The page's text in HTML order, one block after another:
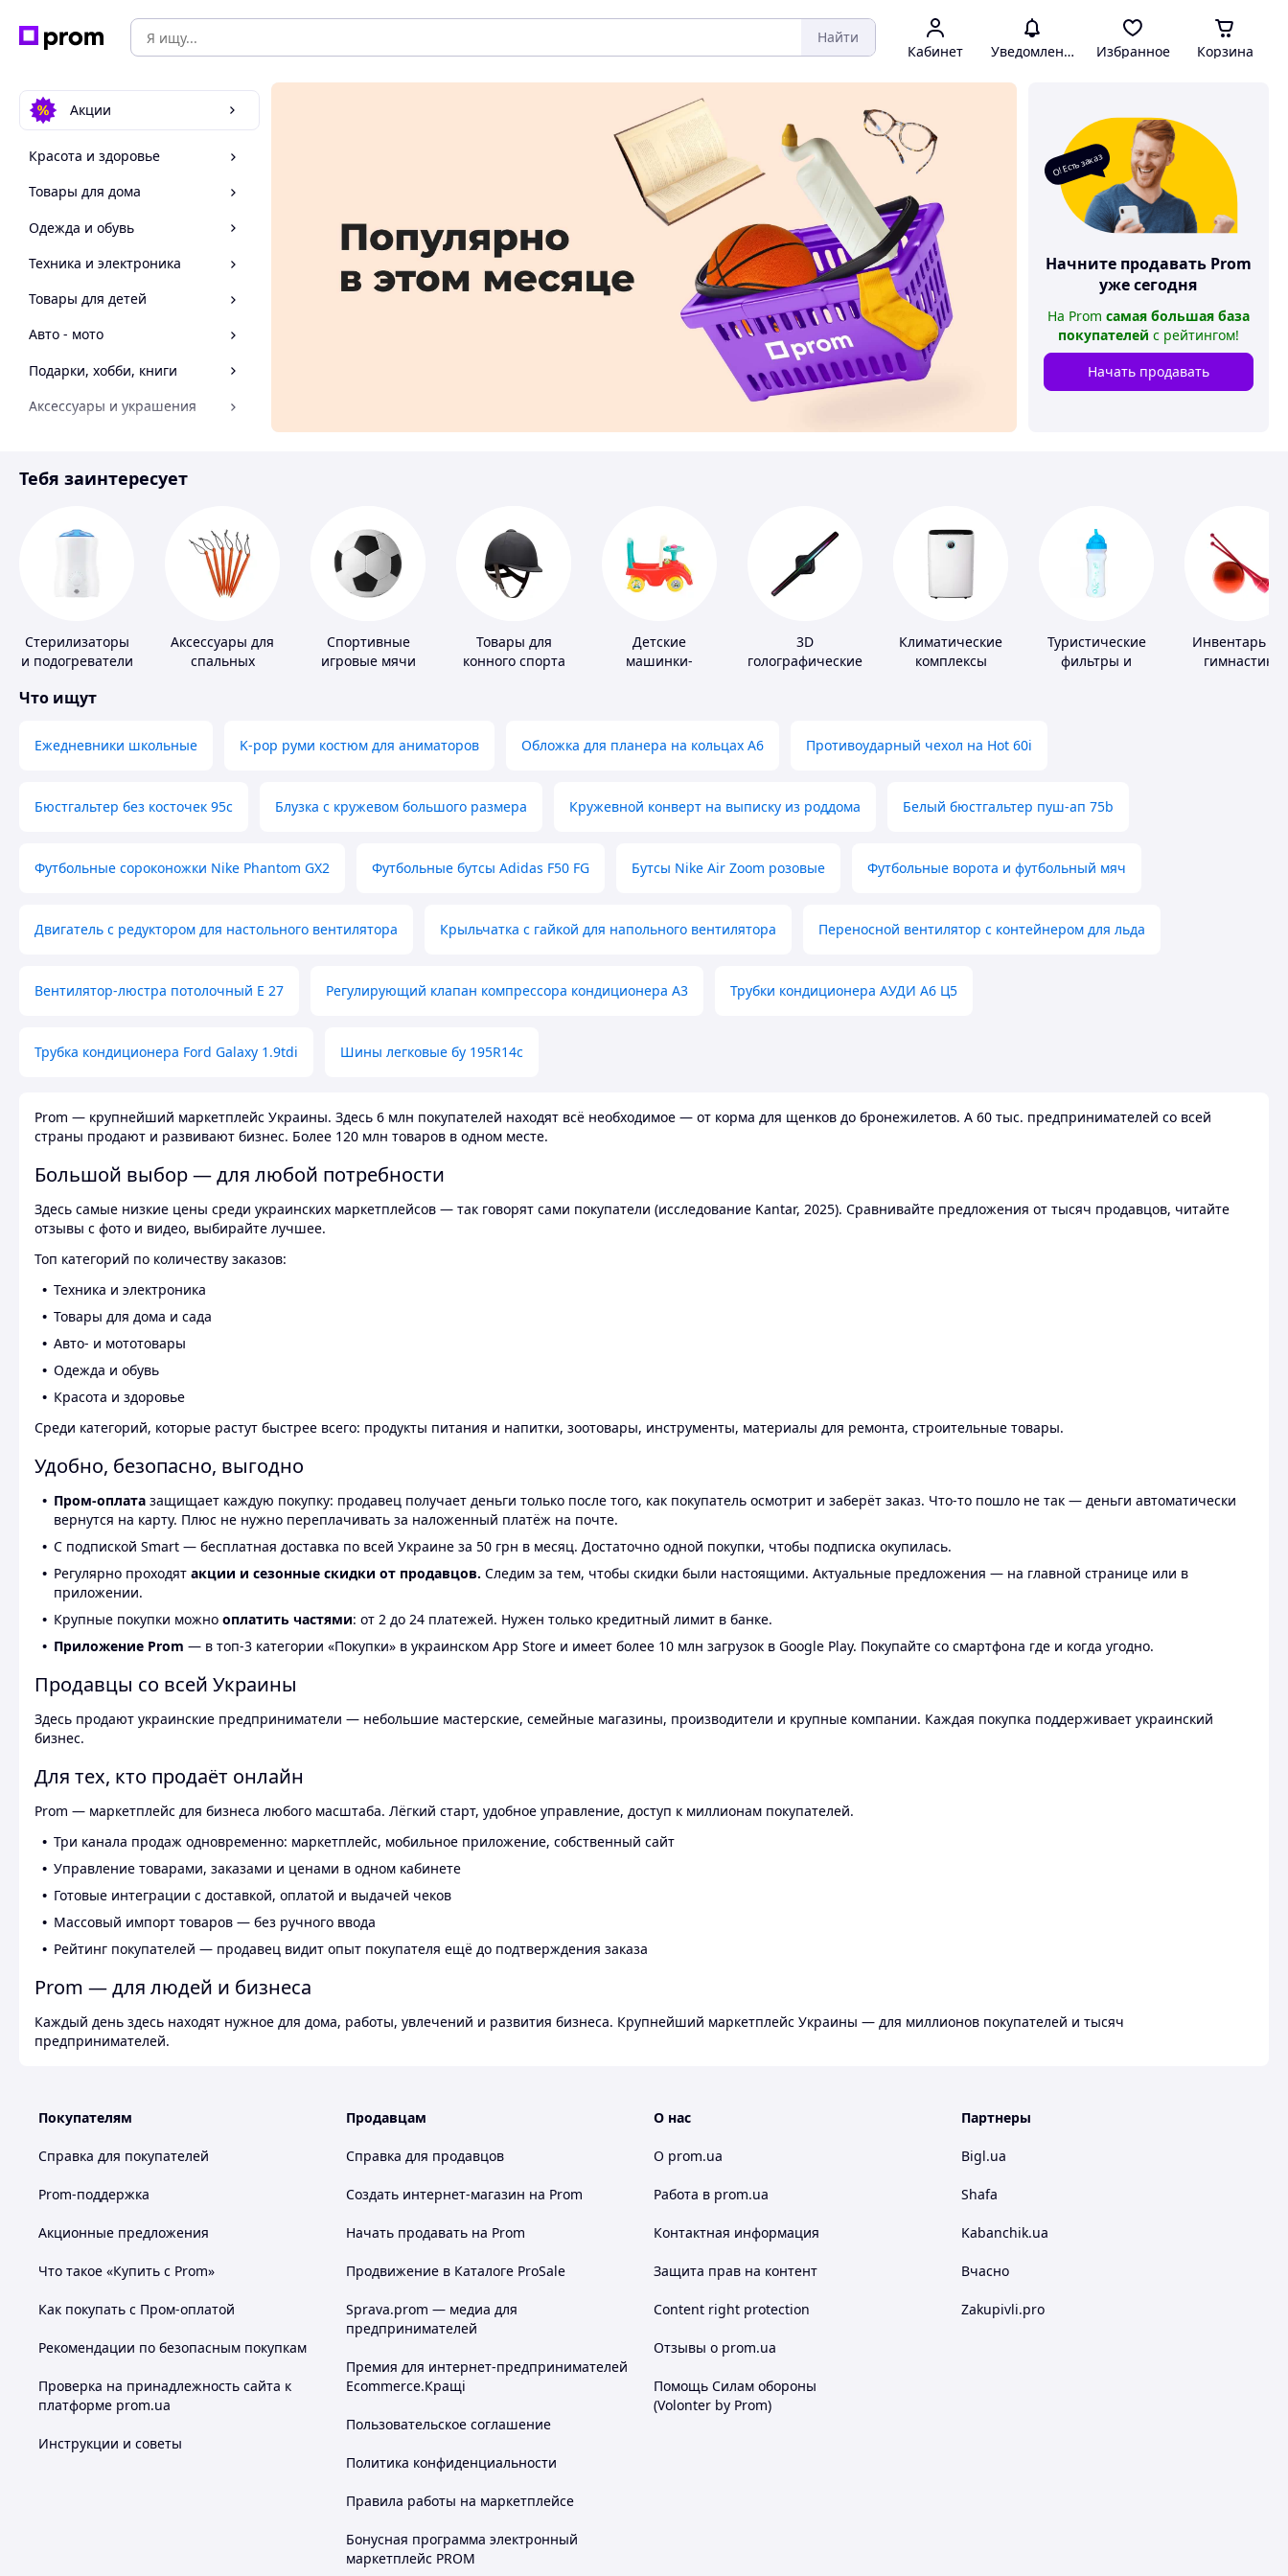
Найти
Кабинет Уведомления Избранное Корзина
Акции
Красота и здоровье
Товары для дома
Одежда и обувь
Техника и электроника
Товары для детей
Авто - мото
Подарки, хобби, книги
Аксессуары и украшения
Спорт и отдых
О! Есть заказ
Начните продавать Prom
уже сегодня
На Prom самая большая база
покупателей с рейтингом!
Начать продавать
Тебя заинтересует
Стерилизаторы
и подогреватели
питания
Аксессуары для
спальных
Спортивные
игровые мячи
Товары для
конного спорта
Детские
машинки-
3D
голографические
Климатические
комплексы
Туристические
фильтры и
Инвентарь
гимнастики
Что ищут
Ежедневники школьные K-pop руми костюм для аниматоров Обложка для планера на кольцах А6 Противоударный чехол на Hot 60i
Бюстгальтер без косточек 95с Блузка с кружевом большого размера Кружевной конверт на выписку из роддома Белый бюстгальтер пуш-ап 75b
Футбольные сороконожки Nike Phantom GX2 Футбольные бутсы Adidas F50 FG Бутсы Nike Air Zoom розовые Футбольные ворота и футбольный мяч
Двигатель с редуктором для настольного вентилятора Крыльчатка с гайкой для напольного вентилятора Переносной вентилятор с контейнером для льда
Вентилятор-люстра потолочный E 27 Регулирующий клапан компрессора кондиционера А3 Трубки кондиционера АУДИ А6 Ц5
Трубка кондиционера Ford Galaxy 1.9tdi Шины легковые бу 195R14c
Prom — крупнейший маркетплейс Украины. Здесь 6 млн покупателей находят всё необходимое — от корма для щенков до бронежилетов. А 60 тыс. предпринимателей со всей
страны продают и развивают бизнес. Более 120 млн товаров в одном месте.
Большой выбор — для любой потребности
Здесь самые низкие цены среди украинских маркетплейсов — так говорят сами покупатели (исследование Kantar, 2025). Сравнивайте предложения от тысяч продавцов, читайте
отзывы с фото и видео, выбирайте лучшее.
Топ категорий по количеству заказов:
Техника и электроника
Товары для дома и сада
Авто- и мототовары
Одежда и обувь
Красота и здоровье
Среди категорий, которые растут быстрее всего: продукты питания и напитки, зоотовары, инструменты, материалы для ремонта, строительные товары.
Удобно, безопасно, выгодно
Пром-оплата защищает каждую покупку: продавец получает деньги только после того, как покупатель осмотрит и заберёт заказ. Что-то пошло не так — деньги автоматически
вернутся на карту. Плюс не нужно переплачивать за наложенный платёж на почте.
С подпиской Smart — бесплатная доставка по всей Украине за 50 грн в месяц. Достаточно одной покупки, чтобы подписка окупилась.
Регулярно проходят акции и сезонные скидки от продавцов. Следим за тем, чтобы скидки были настоящими. Актуальные предложения — на главной странице или в
приложении.
Крупные покупки можно оплатить частями: от 2 до 24 платежей. Нужен только кредитный лимит в банке.
Приложение Prom — в топ-3 категории «Покупки» в украинском App Store и имеет более 10 млн загрузок в Google Play. Покупайте со смартфона где и когда угодно.
Продавцы со всей Украины
Здесь продают украинские предприниматели — небольшие мастерские, семейные магазины, производители и крупные компании. Каждая покупка поддерживает украинский
бизнес.
Для тех, кто продаёт онлайн
Prom — маркетплейс для бизнеса любого масштаба. Лёгкий старт, удобное управление, доступ к миллионам покупателей.
Три канала продаж одновременно: маркетплейс, мобильное приложение, собственный сайт
Управление товарами, заказами и ценами в одном кабинете
Готовые интеграции с доставкой, оплатой и выдачей чеков
Массовый импорт товаров — без ручного ввода
Рейтинг покупателей — продавец видит опыт покупателя ещё до подтверждения заказа
Prom — для людей и бизнеса
Каждый день здесь находят нужное для дома, работы, увлечений и развития бизнеса. Крупнейший маркетплейс Украины — для миллионов покупателей и тысяч
предпринимателей.
Покупателям
Справка для покупателей
Prom-поддержка
Акционные предложения
Что такое «Купить с Prom»
Как покупать с Пром-оплатой
Рекомендации по безопасным покупкам
Проверка на принадлежность сайта к
платформе prom.ua
Инструкции и советы
Продавцам
Справка для продавцов
Создать интернет-магазин на Prom
Начать продавать на Prom
Продвижение в Каталоге ProSale
Sprava.prom — медиа для
предпринимателей
Премия для интернет-предпринимателей
Ecommerce.Кращі
Пользовательское соглашение
Политика конфиденциальности
Правила работы на маркетплейсе
Бонусная программа электронный
маркетплейс PROM
О нас
О prom.ua
Работа в prom.ua
Контактная информация
Защита прав на контент
Content right protection
Отзывы о prom.ua
Помощь Силам обороны
(Volonter by Prom)
Партнеры
Bigl.ua
Shafa
Kabanchik.ua
Вчасно
Zakupivli.pro